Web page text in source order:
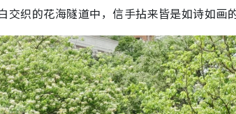
交织的花海隧道中，信手拈来皆是如诗如画